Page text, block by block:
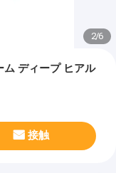
2/6
ム ディープ ヒアル
接触